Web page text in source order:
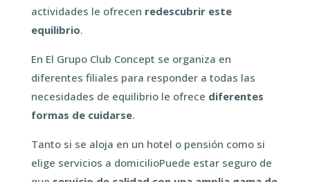
actividades le ofrecen redescubrir este
equilibrio.
En El Grupo Club Concept se organiza en
diferentes filiales para responder a todas las
necesidades de equilibriole ofrece diferentes
formas de cuidarse.
Tanto si se aloja en un hotel o pensión como si
elige servicios a domicilioPuede estar seguro de